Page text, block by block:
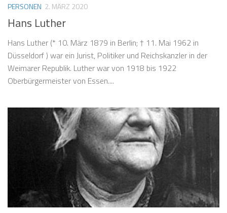
PERSONEN 2. MÄRZ 2020
Hans Luther
Hans Luther (* 10. März 1879 in Berlin; † 11. Mai 1962 in
Düsseldorf ) war ein Jurist, Politiker und Reichskanzler in der
Weimarer Republik. Luther war von 1918 bis 1922
Oberbürgermeister von Essen....